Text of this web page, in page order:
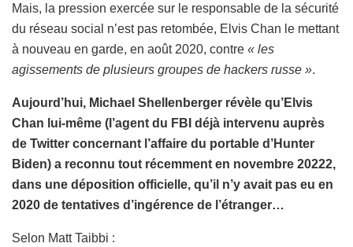
Mais, la pression exercée sur le responsable de la sécurité
du réseau social n’est pas retombée, Elvis Chan le mettant
à nouveau en garde, en août 2020, contre « les
agissements de plusieurs groupes de hackers russe ».
Aujourd’hui, Michael Shellenberger révèle qu’Elvis
Chan lui-même (l’agent du FBI déjà intervenu auprès
de Twitter concernant l’affaire du portable d’Hunter
Biden) a reconnu tout récemment en novembre 20222,
dans une déposition officielle, qu’il n’y avait pas eu en
2020 de tentatives d’ingérence de l’étranger…
Selon Matt Taibbi :